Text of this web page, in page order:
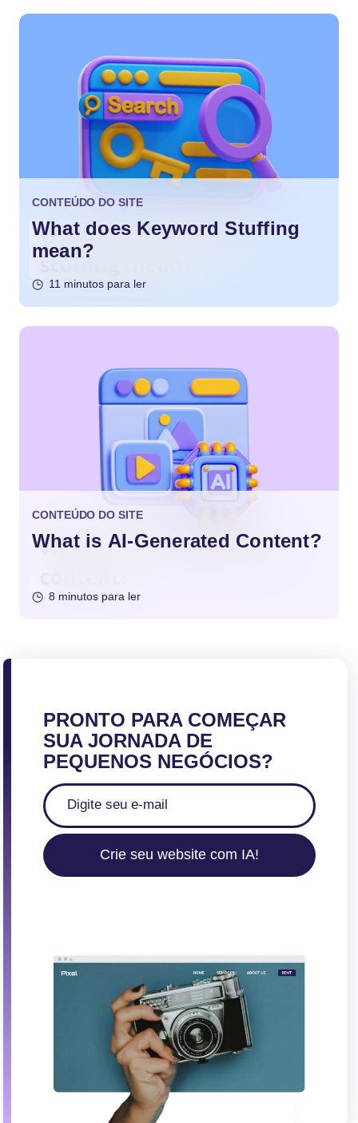
CONTEÚDO DO SITE
What does Keyword Stuffing
mean?
11 minutos para ler
CONTEÚDO DO SITE
What is AI-Generated Content?
8 minutos para ler
PRONTO PARA COMEÇAR
SUA JORNADA DE
PEQUENOS NEGÓCIOS?
Crie seu website com IA!